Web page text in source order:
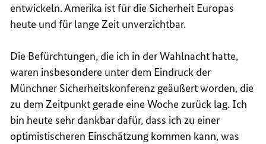
entwickeln. Amerika ist für die Sicherheit Europas
heute und für lange Zeit unverzichtbar.
Die Befürchtungen, die ich in der Wahlnacht hatte,
waren insbesondere unter dem Eindruck der
Münchner Sicherheitskonferenz geäußert worden, die
zu dem Zeitpunkt gerade eine Woche zurück lag. Ich
bin heute sehr dankbar dafür, dass ich zu einer
optimistischeren Einschätzung kommen kann, was